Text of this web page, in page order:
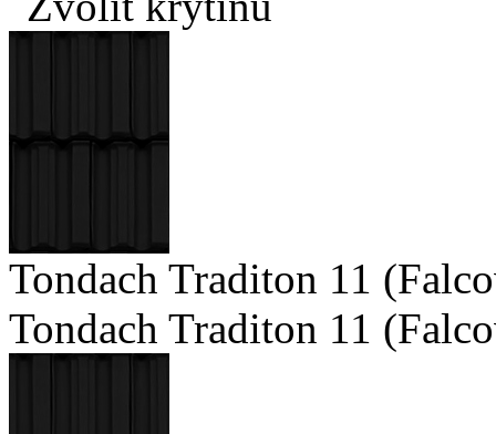
Tondach Traditon 11
Tondach Traditon 11